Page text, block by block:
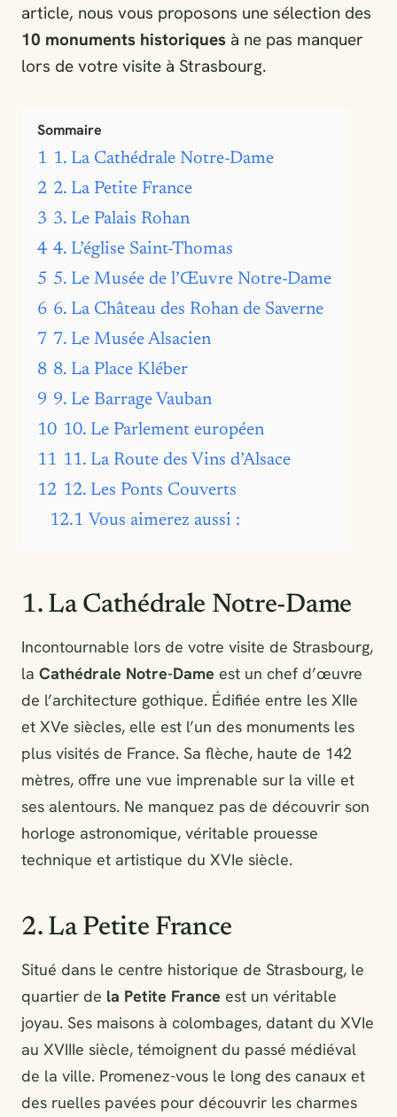
article, nous vous proposons une sélection des
10 monuments historiques à ne pas manquer
lors de votre visite à Strasbourg.
Sommaire
1 1. La Cathédrale Notre-Dame
2 2. La Petite France
3 3. Le Palais Rohan
4 4. L’église Saint-Thomas
5 5. Le Musée de l’Œuvre Notre-Dame
6 6. La Château des Rohan de Saverne
7 7. Le Musée Alsacien
8 8. La Place Kléber
9 9. Le Barrage Vauban
10 10. Le Parlement européen
11 11. La Route des Vins d’Alsace
12 12. Les Ponts Couverts
12.1 Vous aimerez aussi :
1. La Cathédrale Notre-Dame
Incontournable lors de votre visite de Strasbourg,
la Cathédrale Notre-Dame est un chef d’œuvre
de l’architecture gothique. Édifiée entre les XIIe
et XVe siècles, elle est l’un des monuments les
plus visités de France. Sa flèche, haute de 142
mètres, offre une vue imprenable sur la ville et
ses alentours. Ne manquez pas de découvrir son
horloge astronomique, véritable prouesse
technique et artistique du XVIe siècle.
2. La Petite France
Situé dans le centre historique de Strasbourg, le
quartier de la Petite France est un véritable
joyau. Ses maisons à colombages, datant du XVIe
au XVIIIe siècle, témoignent du passé médiéval
de la ville. Promenez-vous le long des canaux et
des ruelles pavées pour découvrir les charmes